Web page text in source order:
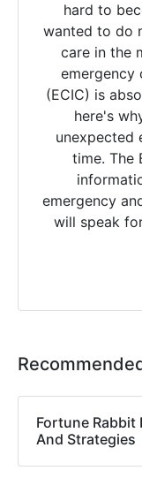
hard to
wanted to do
care in the
emergency
(ECIC) is
here's
unexpected
time. The
emergency
will speak
Fortune Rabbit
And Strategies